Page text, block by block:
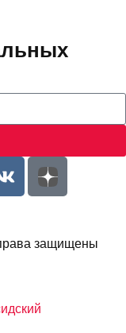
защищены